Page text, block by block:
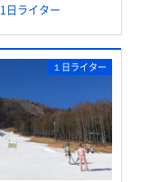
1日ライター
１日ライター